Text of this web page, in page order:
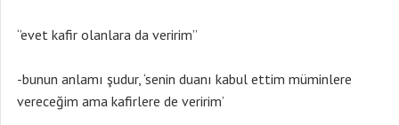
‘’evet kafir olanlara da veririm’’
-bunun anlamı şudur, ‘senin duanı kabul ettim müminlere
vereceğim ama kafirlere de veririm’